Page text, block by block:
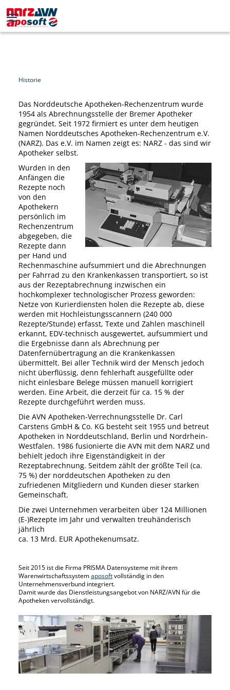
Historie
Das Norddeutsche Apotheken-Rechenzentrum wurde
1954 als Abrechnungsstelle der Bremer Apotheker
gegründet. Seit 1972 firmiert es unter dem heutigen
Namen Norddeutsches Apotheken-Rechenzentrum e.V.
(NARZ). Das e.V. im Namen zeigt es: NARZ - das sind wir
Apotheker selbst.
Wurden in den
Anfängen die
Rezepte noch
von den
Apothekern
persönlich im
Rechenzentrum
abgegeben, die
Rezepte dann
per Hand und
Rechenmaschine aufsummiert und die Abrechnungen
per Fahrrad zu den Krankenkassen transportiert, so ist
aus der Rezeptabrechnung inzwischen ein
hochkomplexer technologischer Prozess geworden:
Netze von Kurierdiensten holen die Rezepte ab, diese
werden mit Hochleistungsscannern (240 000
Rezepte/Stunde) erfasst, Texte und Zahlen maschinell
erkannt, EDV-technisch ausgewertet, aufsummiert und
die Ergebnisse dann als Abrechnung per
Datenfernübertragung an die Krankenkassen
übermittelt. Bei aller Technik wird der Mensch jedoch
nicht überflüssig, denn fehlerhaft ausgefüllte oder
nicht einlesbare Belege müssen manuell korrigiert
werden. Eine Arbeit, die derzeit für ca. 15 % der
Rezepte durchgeführt werden muss.
Die AVN Apotheken-Verrechnungsstelle Dr. Carl
Carstens GmbH & Co. KG besteht seit 1955 und betreut
Apotheken in Norddeutschland, Berlin und Nordrhein-
Westfalen. 1986 fusionierte die AVN mit dem NARZ und
behielt jedoch ihre Eigenständigkeit in der
Rezeptabrechnung. Seitdem zählt der größte Teil (ca.
75 %) der norddeutschen Apotheken zu den
zufriedenen Mitgliedern und Kunden dieser starken
Gemeinschaft.
Die zwei Unternehmen verarbeiten über 124 Millionen
(E-)Rezepte im Jahr und verwalten treuhänderisch
jährlich
ca. 13 Mrd. EUR Apothekenumsatz.
Seit 2015 ist die Firma PRISMA Datensysteme mit ihrem
Warenwirtschaftssystemaposoftvollständig in den
Unternehmensverbund integriert.
Damit wurde das Dienstleistungsangebot von NARZ/AVN für die
Apotheken vervollständigt.